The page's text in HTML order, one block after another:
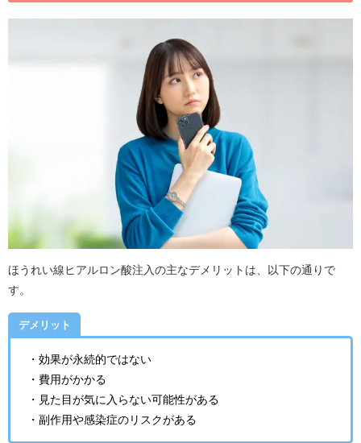
ほうれい線ヒアルロン酸注入の主なデメリットは、以下の通りで
す。
デメリット
・効果が永続的ではない
・費用がかかる
・見た目が気に入らない可能性がある
・副作用や感染症のリスクがある